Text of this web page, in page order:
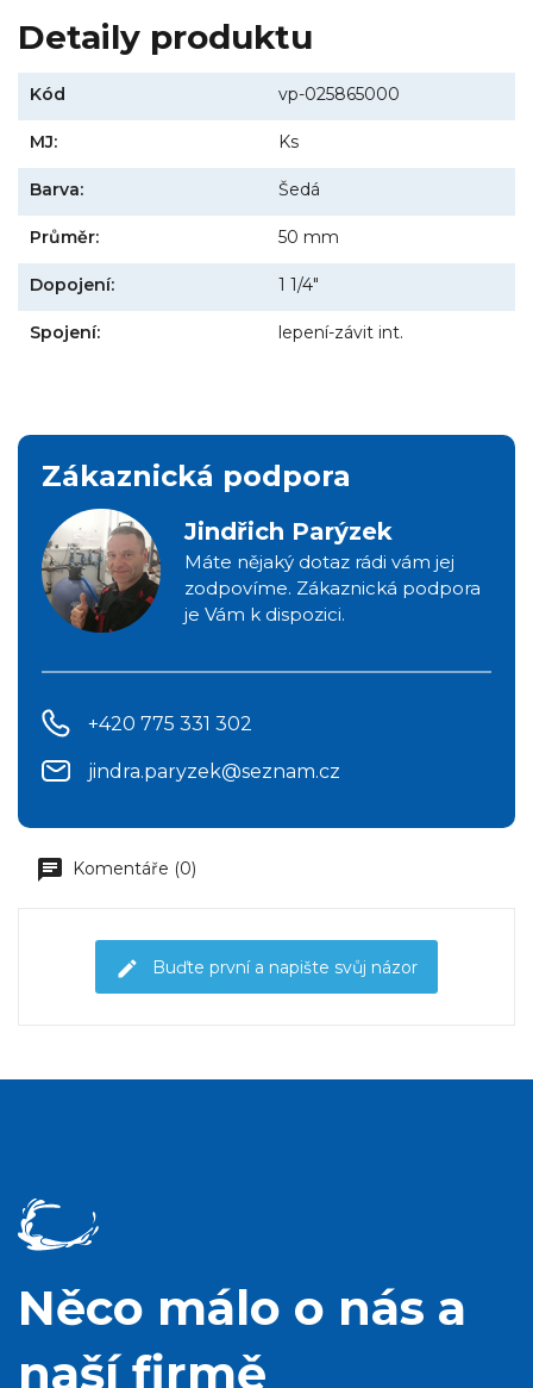
Detaily produktu
Kód vp-025865000
MJ: Ks
Barva: Šedá
Průměr: 50 mm
Dopojení: 1 1/4"
Spojení: lepení-závit int.
Zákaznická podpora
Jindřich Parýzek
Máte nějaký dotaz rádi vám jej
zodpovíme. Zákaznická podpora
je Vám k dispozici.
+420 775 331 302
jindra.paryzek@seznam.cz
Komentáře (0)
Buďte první a napište svůj názor
Něco málo o nás a
naší firmě